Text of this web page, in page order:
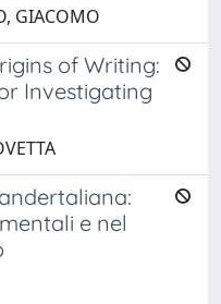
GIACOMO
of Writing:
Investigating
e nel